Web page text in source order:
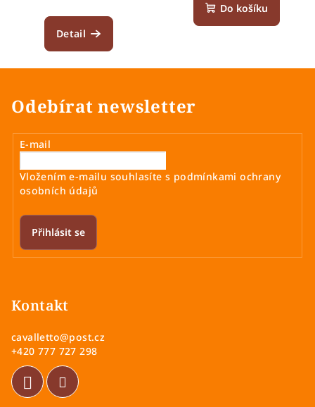
Detail
Do košíku
Odebírat newsletter
E-mail
Vložením e-mailu souhlasíte s podmínkami ochrany
osobních údajů
Přihlásit se
Kontakt
cavalletto@post.cz
+420 777 727 298